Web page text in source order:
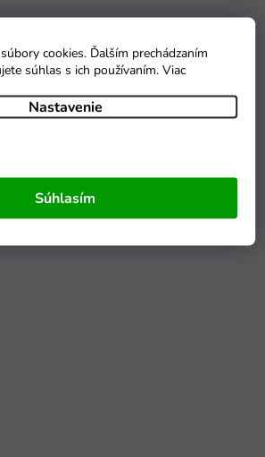
cookies. Ďalším prechádzaním
súhlas s ich používaním. Viac
Nastavenie
Súhlasím